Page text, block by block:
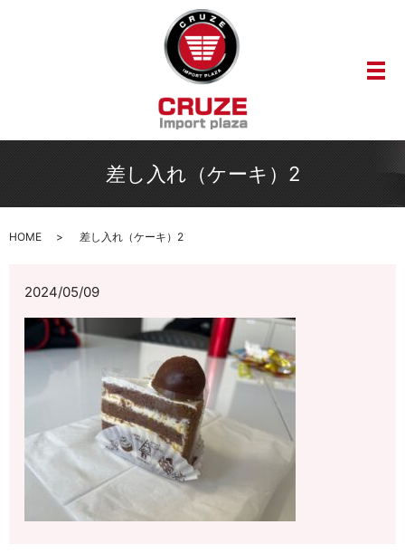
メ
差し入れ（ケーキ）2
HOME 差し入れ（ケーキ）2
2024/05/09